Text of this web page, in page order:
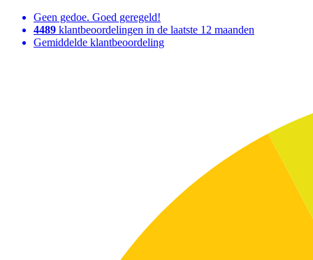
Geen gedoe. Goed geregeld!
4489 klantbeoordelingen in de laatste 12 maanden
Gemiddelde klantbeoordeling